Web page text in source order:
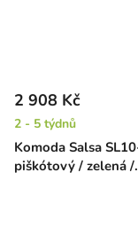
Komoda Salsa
piškótový / zelená /
2 908 Kč
2 - 5 týdnů